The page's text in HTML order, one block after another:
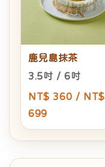
鹿兒島抹茶
3.5吋 / 6吋
NT$ 360 / NT$
699